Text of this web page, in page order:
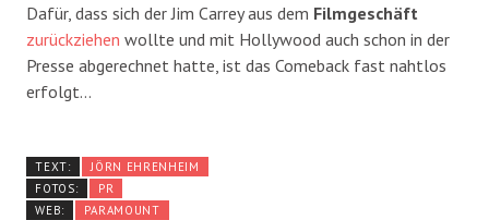
Dafür, dass sich der Jim Carrey aus dem Filmgeschäft
zurückziehen wollte und mit Hollywood auch schon in der
Presse abgerechnet hatte, ist das Comeback fast nahtlos
erfolgt…
TEXT:
JÖRN EHRENHEIM
FOTOS:
PR
WEB:
PARAMOUNT